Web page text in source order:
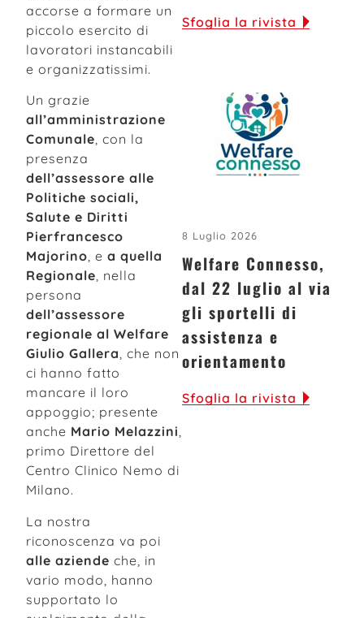
accorse a formare un
piccolo esercito di
lavoratori instancabili
e organizzatissimi.
Un grazie
all’amministrazione
Comunale, con la
presenza
dell’assessore alle
Politiche sociali,
Salute e Diritti
Pierfrancesco
Majorino, e a quella
Regionale, nella
persona
dell’assessore
regionale al Welfare
Giulio Gallera, che non
ci hanno fatto
mancare il loro
appoggio; presente
anche Mario Melazzini,
primo Direttore del
Centro Clinico Nemo di
Milano.
La nostra
riconoscenza va poi
alle aziende che, in
vario modo, hanno
supportato lo
Sfoglia la rivista
8 Luglio 2026
Welfare Connesso,
dal 22 luglio al via
gli sportelli di
assistenza e
orientamento
Sfoglia la rivista